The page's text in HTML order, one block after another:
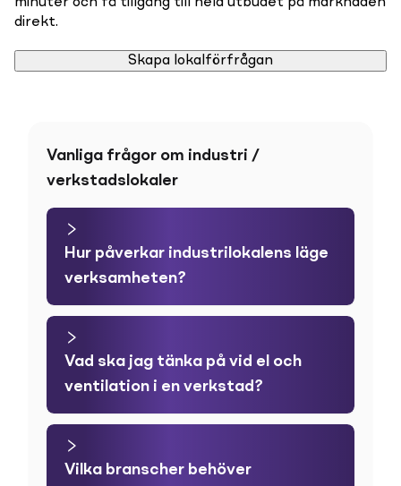
direkt.
Skapa lokalförfrågan
Vanliga frågor om industri /
verkstadslokaler
Hur påverkar industrilokalens läge
verksamheten?
Vad ska jag tänka på vid el och
ventilation i en verkstad?
Vilka branscher behöver